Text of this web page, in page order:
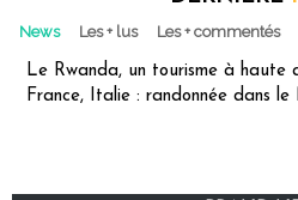
News Les + lus Les + commentés
Le Rwanda, un tourisme à haute
France, Italie : randonnée dans